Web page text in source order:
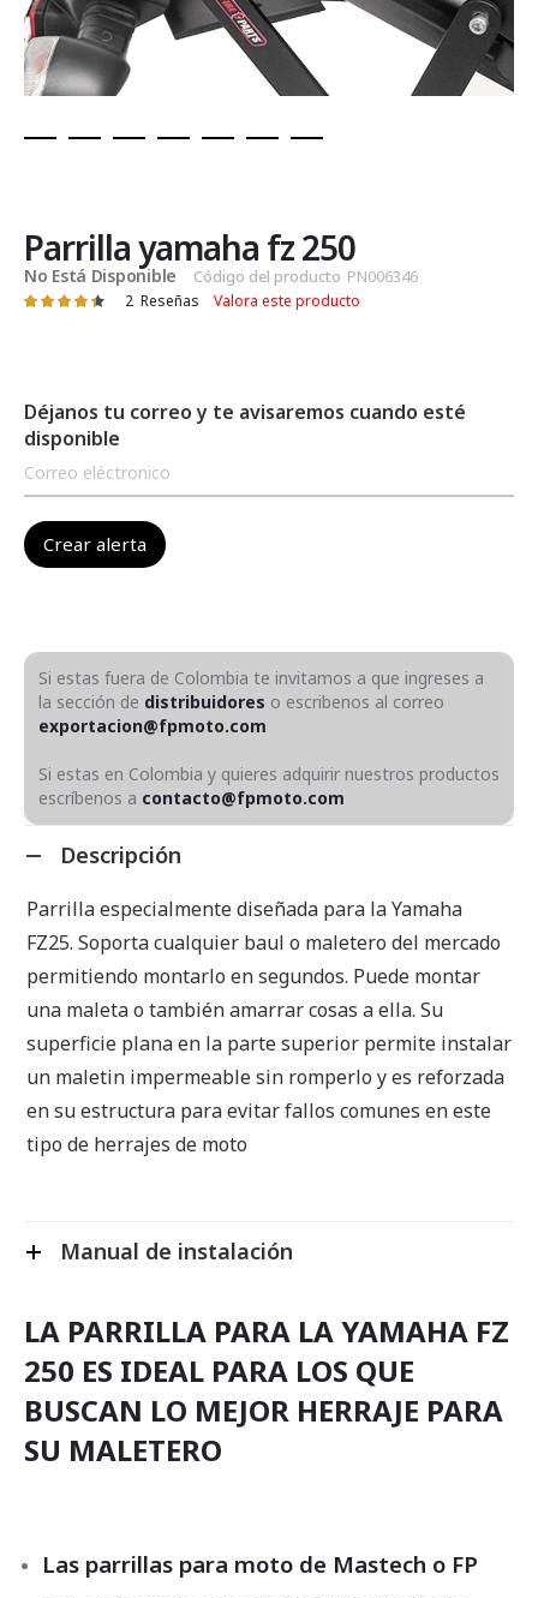
de
la
galería
de
Parrilla yamaha fz 250
No Está Disponible Código del producto PN006346
Valoración: 2 Reseñas Valora este producto
Déjanos tu correo y te avisaremos cuando esté
disponible
Si estas fuera de Colombia te invitamos a que ingreses a
la sección de distribuidores o escribenos al correo
exportacion@fpmoto.com
Si estas en Colombia y quieres adquirir nuestros productos
escríbenos a contacto@fpmoto.com
Descripción
Parrilla especialmente diseñada para la Yamaha
FZ25. Soporta cualquier baul o maletero del mercado
permitiendo montarlo en segundos. Puede montar
una maleta o también amarrar cosas a ella. Su
superficie plana en la parte superior permite instalar
un maletin impermeable sin romperlo y es reforzada
en su estructura para evitar fallos comunes en este
tipo de herrajes de moto
Manual de instalación
LA PARRILLA PARA LA YAMAHA FZ
250 ES IDEAL PARA LOS QUE
BUSCAN LO MEJOR HERRAJE PARA
SU MALETERO
Las parrillas para moto de Mastech o FP